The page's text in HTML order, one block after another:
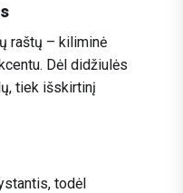
raštų – kiliminė
Dėl didžiulės
tiek išskirtinį
todėl